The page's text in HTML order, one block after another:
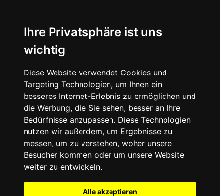
Ihre Privatsphäre ist uns
wichtig
Diese Website verwendet Cookies und
Targeting Technologien, um Ihnen ein
besseres Internet-Erlebnis zu ermöglichen und
die Werbung, die Sie sehen, besser an Ihre
Bedürfnisse anzupassen. Diese Technologien
nutzen wir außerdem, um Ergebnisse zu
messen, um zu verstehen, woher unsere
Besucher kommen oder um unsere Website
weiter zu entwickeln.
Alle akzeptieren